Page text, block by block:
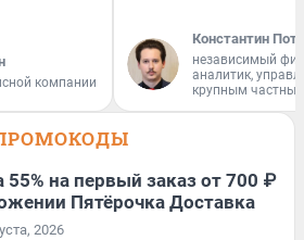
компании
Константин
независимый
аналитик,
крупным
55% на первый заказ от 700 ₽
Пятёрочка Доставка
2026